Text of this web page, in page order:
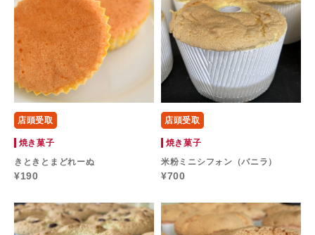
店頭受取
焼き菓子
きときとまどれーぬ
¥190
店頭受取
焼き菓子
米粉ミニシフォン（バニラ）
¥700